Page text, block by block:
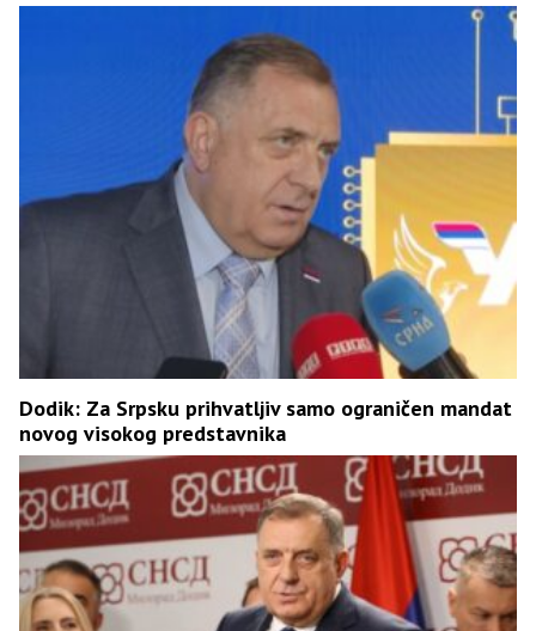
Dodik: Za Srpsku prihvatljiv samo ograničen mandat
novog visokog predstavnika